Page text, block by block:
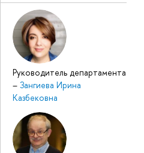
Руководитель департамента
– Зангиева Ирина
Казбековна